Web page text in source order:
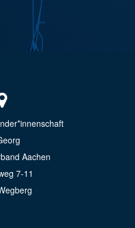
Aachen
7-11